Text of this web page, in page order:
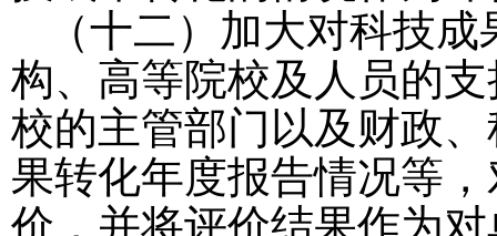
（十二）加大对科技
构、高等院校及人员的
校的主管部门以及财政
果转化年度报告情况等
价，并将评价结果作为